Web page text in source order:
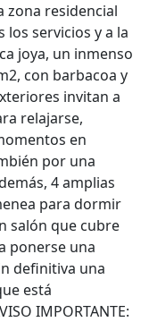
zona residencial
servicios y a la
joya, un inmenso
con barbacoa y
invitan a
relajarse,
en
por una
4 amplias
para dormir
salón que cubre
ponerse una
definitiva una
está
IMPORTANTE: